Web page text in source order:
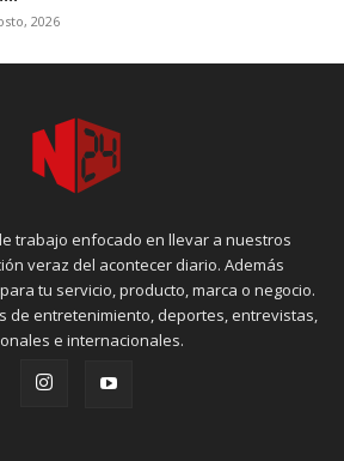
2026
trabajo enfocado en llevar a nuestros
veraz del acontecer diario. Además
tu servicio, producto, marca o negocio.
de entretenimiento, deportes, entrevistas,
e internacionales.